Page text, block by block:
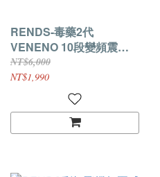
RENDS-毒藥2代
VENENO 10段變頻震動
發音叫床加溫震動自慰杯-
(真人發音)
NT$6,000
NT$1,990